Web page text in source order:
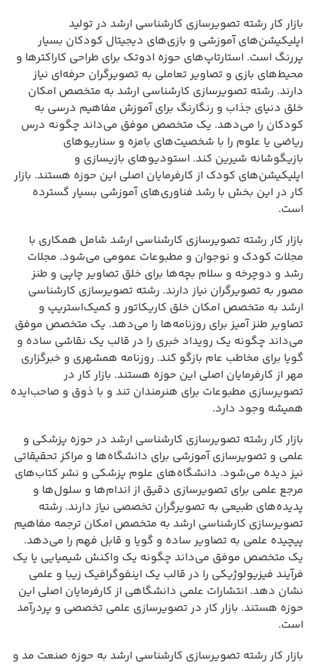
بازار کار رشته تصویرسازی کارشناسی ارشد در تولید
اپلیکیشن‌های آموزشی و بازی‌های دیجیتال کودکان بسیار
پررنگ است. استارتاپ‌های حوزه ادوتک برای طراحی کاراکترها و
محیط‌های بازی و تصاویر تعاملی به تصویرگران حرفه‌ای نیاز
دارند. رشته تصویرسازی کارشناسی ارشد به متخصص امکان
خلق دنیای جذاب و رنگارنگ برای آموزش مفاهیم درسی به
کودکان را می‌دهد. یک متخصص موفق می‌داند چگونه درس
ریاضی یا علوم را با شخصیت‌های بامزه و سناریوهای
بازیگوشانه شیرین کند. استودیوهای بازیسازی و
اپلیکیشن‌های کودک از کارفرمایان اصلی این حوزه هستند. بازار
کار در این بخش با رشد فناوری‌های آموزشی بسیار گسترده
است.
بازار کار رشته تصویرسازی کارشناسی ارشد شامل همکاری با
مجلات کودک و نوجوان و مطبوعات عمومی می‌شود. مجلات
رشد و دوچرخه و سلام بچه‌ها برای خلق تصاویر چاپی و طنز
مصور به تصویرگران نیاز دارند. رشته تصویرسازی کارشناسی
ارشد به متخصص امکان خلق کاریکاتور و کمیک‌استریپ و
تصاویر طنز آمیز برای روزنامه‌ها را می‌دهد. یک متخصص موفق
می‌داند چگونه یک رویداد خبری را در قالب یک نقاشی ساده و
گویا برای مخاطب عام بازگو کند. روزنامه همشهری و خبرگزاری
مهر از کارفرمایان اصلی این حوزه هستند. بازار کار در
تصویرسازی مطبوعات برای هنرمندان تند و با ذوق و صاحب‌ایده
همیشه وجود دارد.
بازار کار رشته تصویرسازی کارشناسی ارشد در حوزه پزشکی و
علمی و تصویرسازی آموزشی برای دانشگاه‌ها و مراکز تحقیقاتی
نیز دیده می‌شود. دانشگاه‌های علوم پزشکی و نشر کتاب‌های
مرجع علمی برای تصویرسازی دقیق از اندام‌ها و سلول‌ها و
پدیده‌های طبیعی به تصویرگران تخصصی نیاز دارند. رشته
تصویرسازی کارشناسی ارشد به متخصص امکان ترجمه مفاهیم
پیچیده علمی به تصاویر ساده و گویا و قابل فهم را می‌دهد.
یک متخصص موفق می‌داند چگونه یک واکنش شیمیایی یا یک
فرآیند فیزیولوژیکی را در قالب یک اینفوگرافیک زیبا و علمی
نشان دهد. انتشارات علمی دانشگاهی از کارفرمایان اصلی این
حوزه هستند. بازار کار در تصویرسازی علمی تخصصی و پردرآمد
است.
بازار کار رشته تصویرسازی کارشناسی ارشد به حوزه صنعت مد و